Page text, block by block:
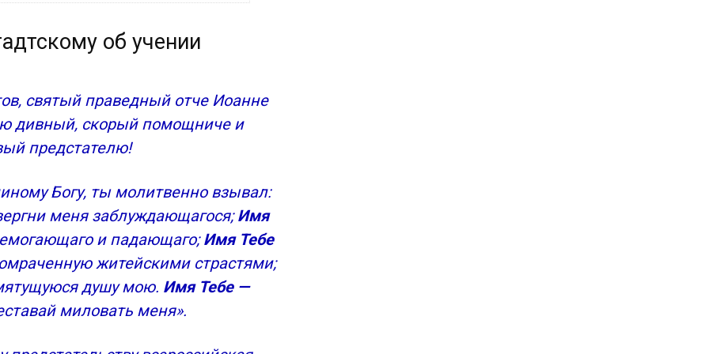
Божии, св. Иоанна
Кронштадтскому»
об учении
святый праведный отче Иоанне
дивный, скорый помощниче и
предстателю!
Богу, ты молитвенно взывал:
меня заблуждающагося;Имя
и падающаго;Имя Тебе
житейскими страстями;
душу мою. Имя Тебе —
миловать меня».